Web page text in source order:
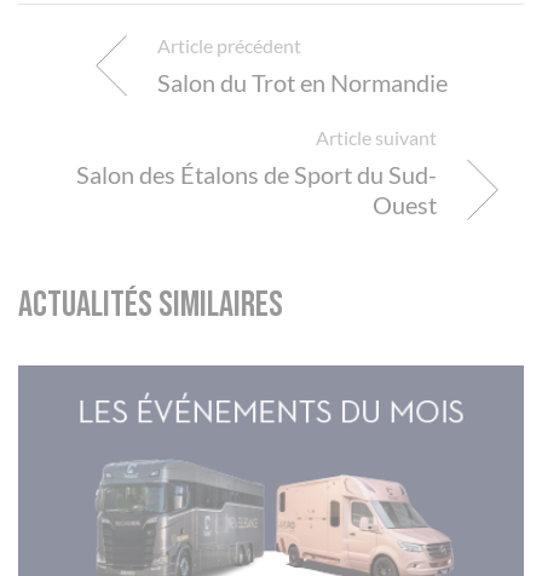
Article précédent
Salon du Trot en Normandie
Article suivant
Salon des Étalons de Sport du Sud-
Ouest
Actualités similaires